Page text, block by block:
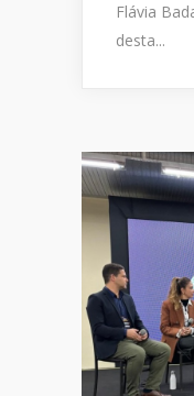
Flávia
desta...